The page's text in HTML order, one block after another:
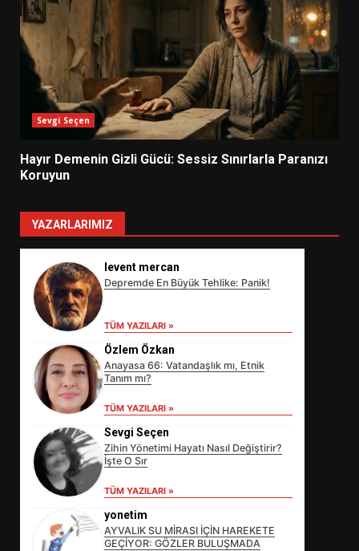
Sevgi Seçen
Hayır Demenin Gizli Gücü: Sessiz Sınırlarla Paranızı
Koruyun
YAZARLARIMIZ
levent mercan
Depremde En Büyük Tehlike: Panik!
TÜM YAZILARI »
Özlem Özkan
Anayasa 66: Vatandaşlık mı, Etnik
Tanım mı?
TÜM YAZILARI »
Sevgi Seçen
Zihin Yönetimi Hayatı Nasıl Değiştirir?
İşte O Sır
TÜM YAZILARI »
yonetim
AYVALIK SU MİRASI İÇİN HAREKETE
GEÇİYOR: GÖZLER BULUŞMADA
EİB’DE KRİTİK ATAMA:
DEĞİŞECEK?
EDREMİT’İN GURURU TÜRKİYE
FİNALİNDE NE BAŞARDI?